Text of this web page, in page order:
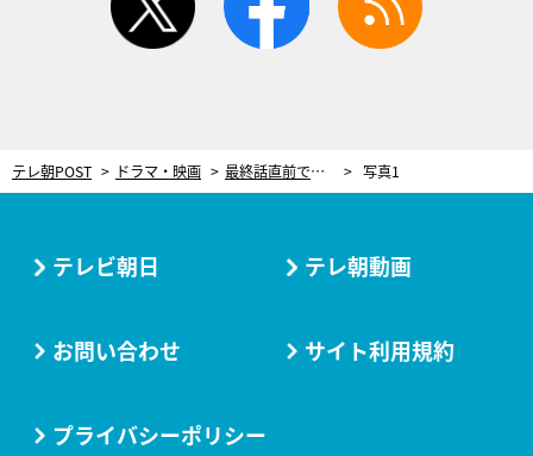
テレ朝POST ドラマ・映画 最終話直前で最大のウソが判明！“社長”橋爪功の衝撃行動に「何枚も上手だ！」＜プライベートバンカー＞ 写真1
テレビ朝日 テレ朝動画
お問い合わせ サイト利用規約
プライバシーポリシー